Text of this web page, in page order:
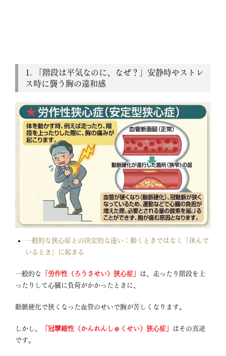
睡眠時無呼吸
・いびき·不眠
認知症精査
毛穴・肌質改善
（ケアシス）
表情ジワ
（ボトックス注射 etc）
ヒアルロン酸 糸リフト
クマ治療
（下瞼のタルミ取り）
上瞼のタルミ
眼瞼下垂
（埋没二重術 etc）
脂肪吸引
1. 「階段は平気なのに、なぜ？」安静時やストレ
ス時に襲う胸の違和感
一般的な狭心症との決定的な違い：動くときではなく「休んで
いるとき」に起きる
一般的な 「労作性（ろうさせい）狭心症」
は、走ったり階段を上
ったりして心臓に負荷がかかったときに、
動脈硬化で狭くなった血管のせいで胸が苦しくなります。
しかし、 「冠攣縮性（かんれんしゅくせい）狭心症」
はその真逆
です。